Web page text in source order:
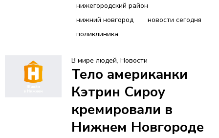
нижегородский район
нижний новгород
новости сегодня
поликлиника
В мире людей, Новости
Тело американки
Кэтрин Сироу
кремировали в
Нижнем Новгороде